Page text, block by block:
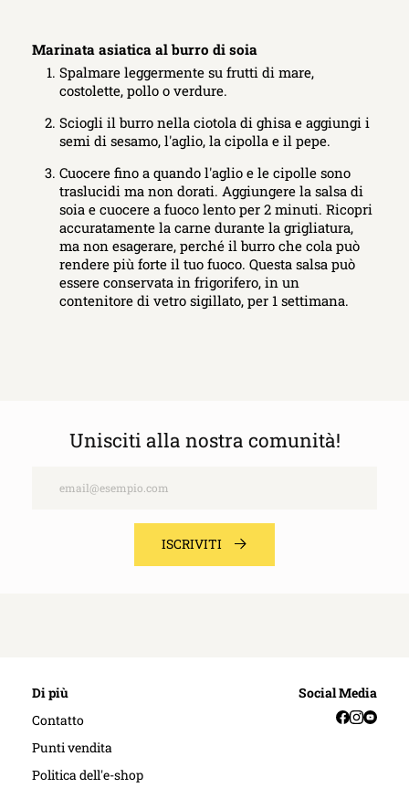
Marinata asiatica al burro di soia
Spalmare leggermente su frutti di mare,
costolette, pollo o verdure.
Sciogli il burro nella ciotola di ghisa e aggiungi i
semi di sesamo, l'aglio, la cipolla e il pepe.
Cuocere fino a quando l'aglio e le cipolle sono
traslucidi ma non dorati. Aggiungere la salsa di
soia e cuocere a fuoco lento per 2 minuti. Ricopri
accuratamente la carne durante la grigliatura,
ma non esagerare, perché il burro che cola può
rendere più forte il tuo fuoco. Questa salsa può
essere conservata in frigorifero, in un
contenitore di vetro sigillato, per 1 settimana.
Unisciti alla nostra comunità!
ISCRIVITI
Di più
Contatto
Punti vendita
Politica dell'e-shop
Social Media
Facebook